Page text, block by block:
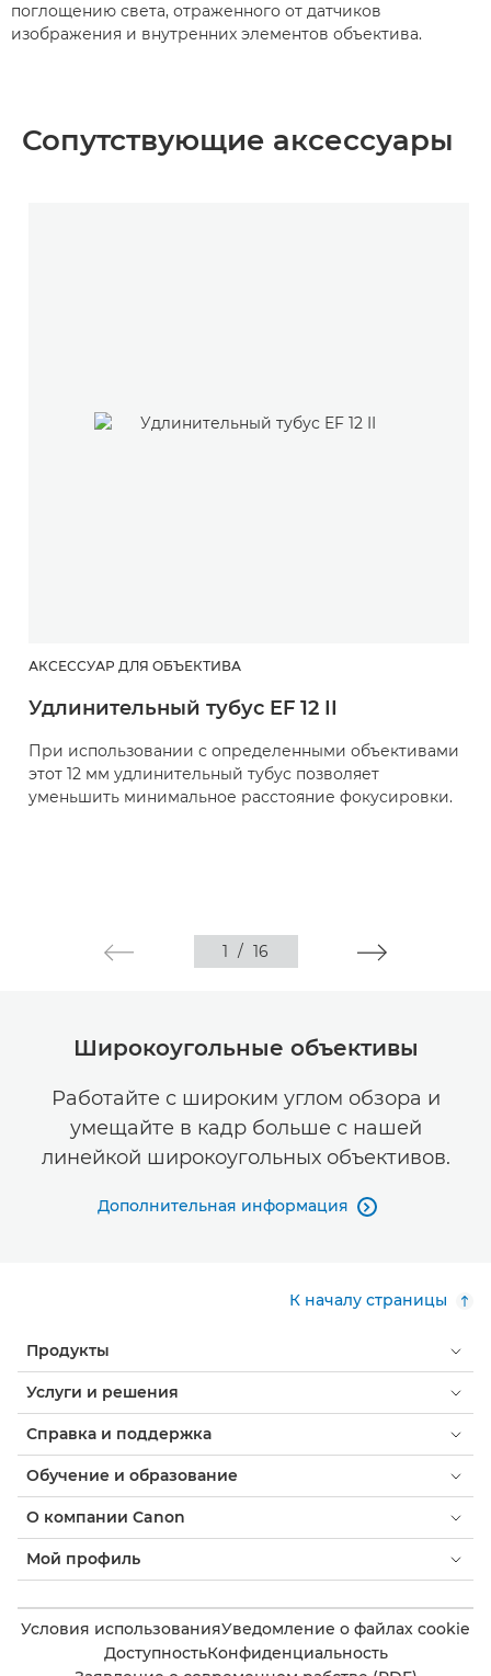
поглощению света, отраженного от датчиков
изображения и внутренних элементов объектива.
Сопутствующие аксессуары
АКСЕССУАР ДЛЯ ОБЪЕКТИВА
Удлинительный тубус EF 12 II
При использовании с определенными объективами
этот 12 мм удлинительный тубус позволяет
уменьшить минимальное расстояние фокусировки.
1 / 16
Широкоугольные объективы
Работайте с широким углом обзора и
умещайте в кадр больше с нашей
линейкой широкоугольных объективов.
Дополнительная информация 
К началу страницы
Продукты
Услуги и решения
Справка и поддержка
Обучение и образование
О компании Canon
Мой профиль
Условия использованияУведомление о файлах cookie
ДоступностьКонфиденциальность